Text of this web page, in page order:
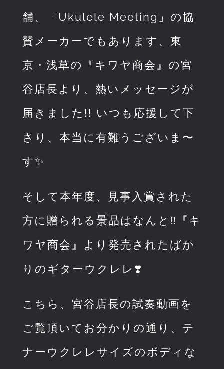
舗、「Ukulele Meeting」の協
賛メーカーでもあります、東
京・浅草の『キワヤ商会』の宮
谷店長より、熱いメッセージが
届きました!! いつも応援して下
さり、本当に有難うございま〜
す✨
そして本年度、見事入賞された
方に贈られる景品はなんと‼️『キ
ワヤ商会』より発売されたばか
りのギターウクレレ❣️
こちら、宮谷店長の試奏動画を
ご覧頂いてお分かりの通り、テ
ナーウクレレサイズのボディな